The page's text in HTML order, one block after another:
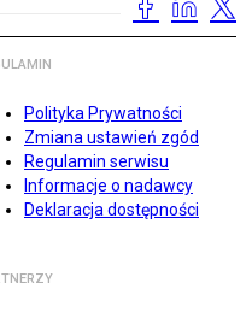
Polityka Prywatności
Zmiana ustawień zgód
Regulamin serwisu
Informacje o nadawcy
Deklaracja dostępności